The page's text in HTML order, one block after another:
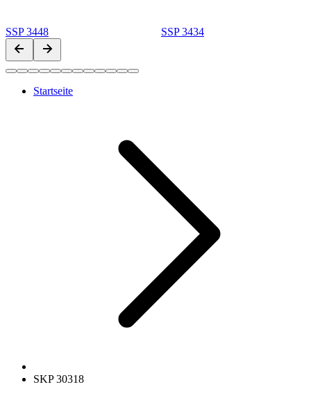
SSP 3448 SSP 3434
Startseite
SKP 30318